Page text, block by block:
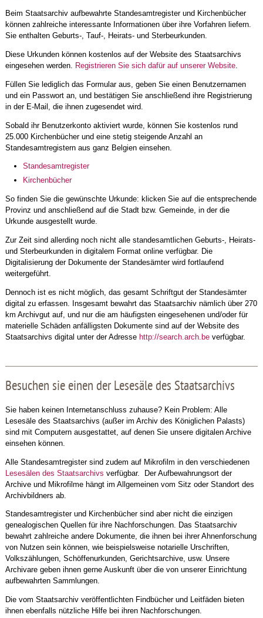
Beim Staatsarchiv aufbewahrte Standesamtregister und Kirchenbücher
können zahlreiche interessante Informationen über ihre Vorfahren liefern.
Sie enthalten Geburts-, Tauf-, Heirats- und Sterbeurkunden.
Diese Urkunden können kostenlos auf der Website des Staatsarchivs
eingesehen werden.
Registrieren Sie sich dafür auf unserer Website.
Füllen Sie lediglich das Formular aus, geben Sie einen Benutzernamen
und ein Passwort an, und bestätigen Sie anschließend ihre Registrierung
in der E-Mail, die ihnen zugesendet wird.
Sobald ihr Benutzerkonto aktiviert wurde, können Sie kostenlos rund
25.000 Kirchenbücher und eine stetig steigende Anzahl an
Standesamtregistern aus ganz Belgien einsehen.
Standesamtregister
Kirchenbücher
So finden Sie die gewünschte Urkunde: klicken Sie auf die entsprechende
Provinz und anschließend auf die Stadt bzw. Gemeinde, in der die
Urkunde ausgestellt wurde.
Zur Zeit sind allerding noch nicht alle standesamtlichen Geburts-, Heirats-
und Sterbeurkunden in digitalem Format online verfügbar. Die
Digitalisierung der Dokumente der Standesämter wird fortlaufend
weitergeführt.
Dennoch ist es nicht möglich, das gesamt Schriftgut der Standesämter
digital zu erfassen. Insgesamt bewahrt das Staatsarchiv nämlich über 270
km Archivgut auf, und nur die am häufigsten eingesehenen und/oder für
materielle Schäden anfälligsten Dokumente sind auf der Website des
Staatsarchivs digital unter der Adresse http://search.arch.beverfügbar.
Besuchen sie einen der Lesesäle des Staatsarchivs
Sie haben keinen Internetanschluss zuhause? Kein Problem: Alle
Lesesäle des Staatsarchivs (außer im Archiv des Königlichen Palasts)
sind mit Computern ausgestattet, auf denen Sie unsere digitalen Archive
einsehen können.
Alle Standesamtregister sind zudem auf Mikrofilm in den verschiedenen
Lesesälen des Staatsarchivs verfügbar. Der Aufbewahrungsort der
Archive und Mikrofilme hängt im Allgemeinen vom Sitz oder Standort des
Archivbildners ab.
Standesamtregister und Kirchenbücher sind aber nicht die einzigen
genealogischen Quellen für ihre Nachforschungen. Das Staatsarchiv
bewahrt zahlreiche andere Dokumente, die ihnen bei ihrer Ahnenforschung
von Nutzen sein können, wie beispielsweise notarielle Urschriften,
Volkszählungen, Schöffenurkunden, Gerichtsarchive, usw. Unsere
Archivare geben ihnen gerne Auskunft über die von unserer Einrichtung
aufbewahrten Sammlungen.
Die vom Staatsarchiv veröffentlichten Findbücher und Leitfäden bieten
ihnen ebenfalls nützliche Hilfe bei ihren Nachforschungen.